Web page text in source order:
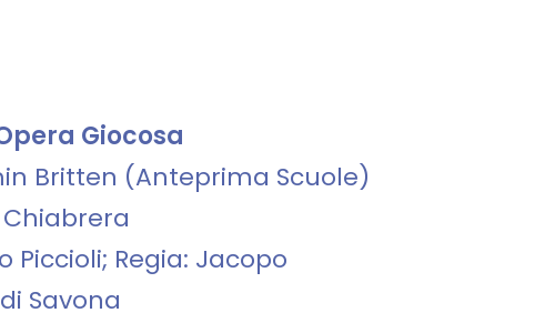
Giocosa
Britten (Anteprima Scuole)
Regia: Jacopo
Savona